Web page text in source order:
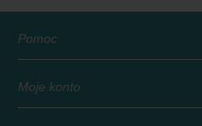
Pomoc
Moje konto